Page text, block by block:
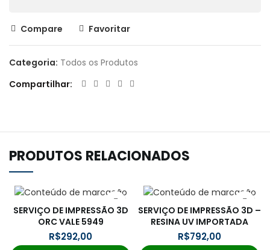
Compare Favoritar
Categoria: Todos os Produtos
Compartilhar
PRODUTOS RELACIONADOS
SERVIÇO DE IMPRESSÃO 3D
ORC VALE 5949
R$
SERVIÇO DE IMPRESSÃO 3D –
RESINA UV IMPORTADA
R$